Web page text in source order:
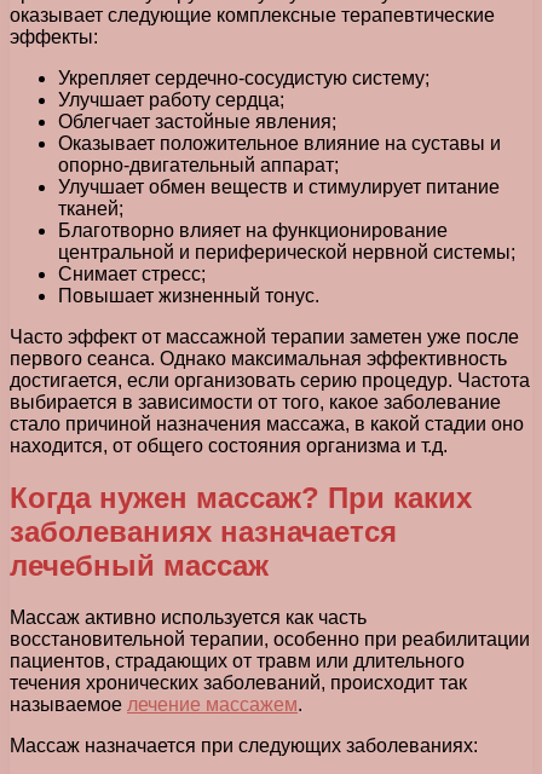
оказывает следующие комплексные терапевтические
эффекты:
Укрепляет сердечно-сосудистую систему;
Улучшает работу сердца;
Облегчает застойные явления;
Оказывает положительное влияние на суставы и
опорно-двигательный аппарат;
Улучшает обмен веществ и стимулирует питание
тканей;
Благотворно влияет на функционирование
центральной и периферической нервной системы;
Снимает стресс;
Повышает жизненный тонус.
Часто эффект от массажной терапии заметен уже после
первого сеанса. Однако максимальная эффективность
достигается, если организовать серию процедур. Частота
выбирается в зависимости от того, какое заболевание
стало причиной назначения массажа, в какой стадии оно
находится, от общего состояния организма и т.д.
Когда нужен массаж? При каких
заболеваниях назначается
лечебный массаж
Массаж активно используется как часть
восстановительной терапии, особенно при реабилитации
пациентов, страдающих от травм или длительного
течения хронических заболеваний, происходит так
называемое лечение массажем.
Массаж назначается при следующих заболеваниях: